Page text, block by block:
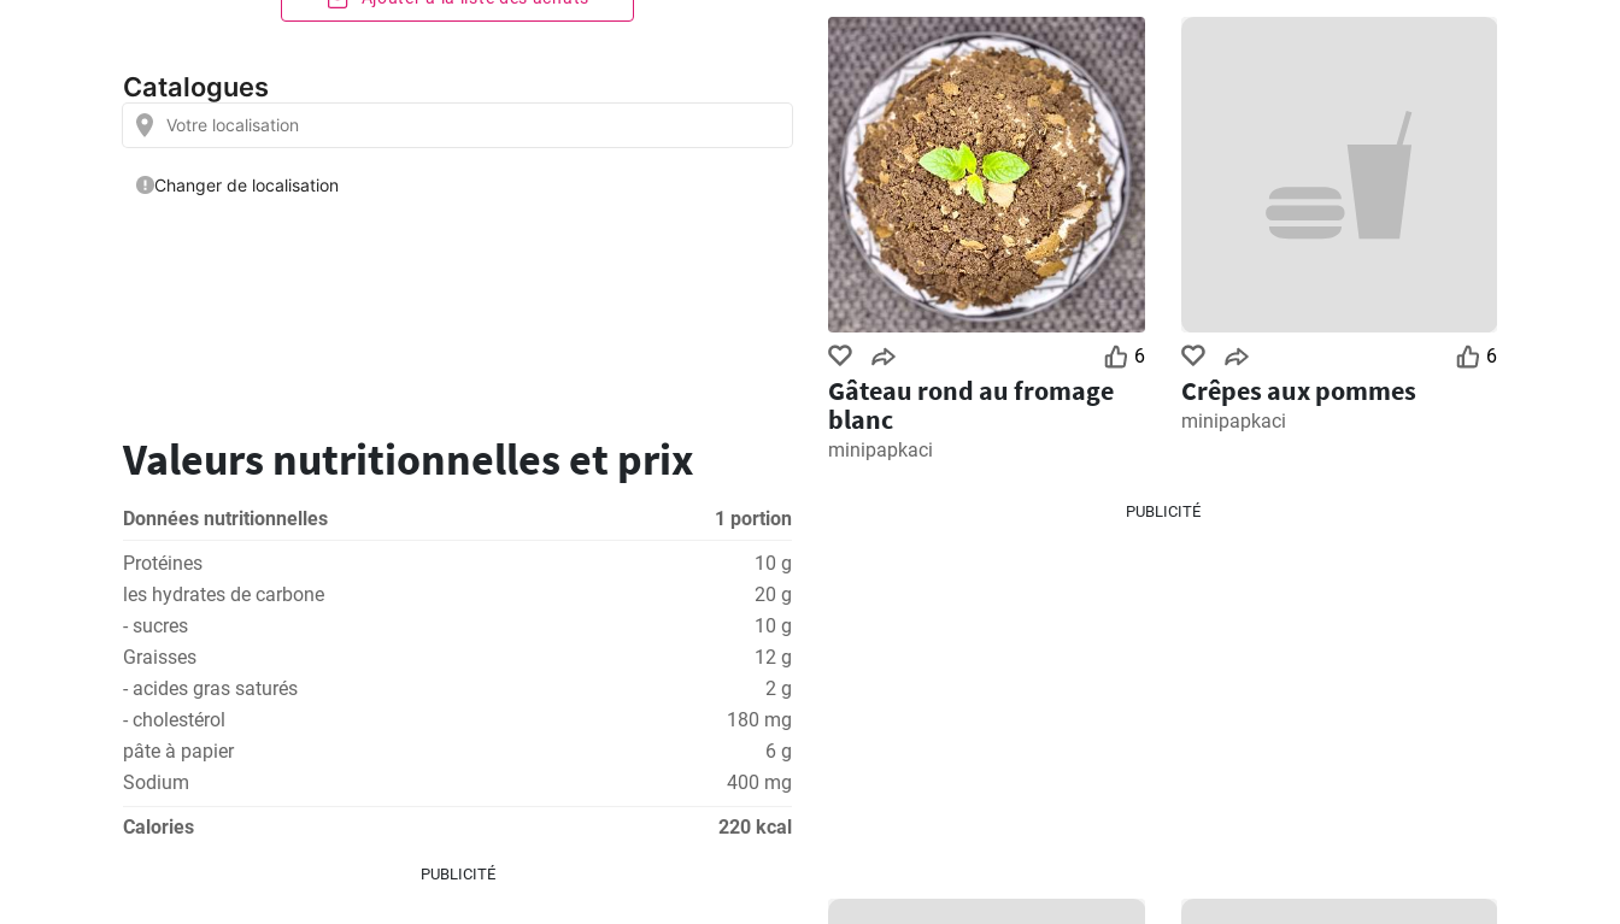
Valeurs nutritionnelles et prix
Données nutritionnelles
1 portion
Protéines
10 g
les hydrates de carbone
20 g
- sucres
10 g
Graisses
12 g
- acides gras saturés
2 g
- cholestérol
180 mg
pâte à papier
6 g
Sodium
400 mg
Calories
220 kcal
PUBLICITÉ
6
Gâteau rond au fromage
blanc
minipapkaci
6
Crêpes aux pommes
minipapkaci
PUBLICITÉ